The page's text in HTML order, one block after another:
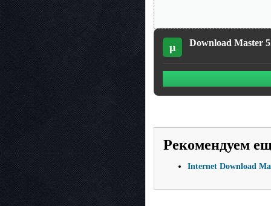
µ Download Master
Рекомендуем
Internet Download